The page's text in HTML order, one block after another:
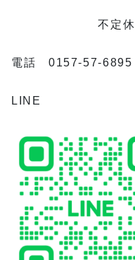
不定休
電話 0157-57-6895
LINE